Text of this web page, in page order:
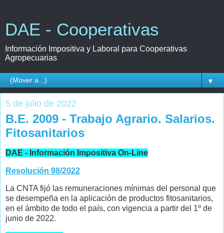
DAE - Cooperativas
Información Impositiva y Laboral para Cooperativas
Agropecuarias
▼
5 de julio de 2022
B.E. 2009 - Trabajo Agrario. Salarios.
Fitosanitarios
DAE - Información Impositiva On-Line
Resolución 98/2022
La CNTA fijó las remuneraciones mínimas del personal que
se desempeña en la aplicación de productos fitosanitarios,
en el ámbito de todo el país, con vigencia a partir del 1º de
junio de 2022.